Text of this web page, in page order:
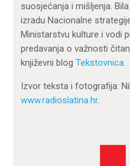
suosjećanja i mišljenja.
izradu Nacionalne
Ministarstvu kulture i vodi
predavanja o važnosti
književni blogTekstovnica.
Izvor teksta i fotografija:
www.radioslatina.hr.